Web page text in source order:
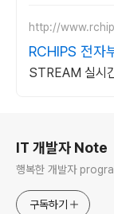
http://
RCHIPS 전자
STREAM 실시
IT 개발자 Note
행복한 개
구독하기